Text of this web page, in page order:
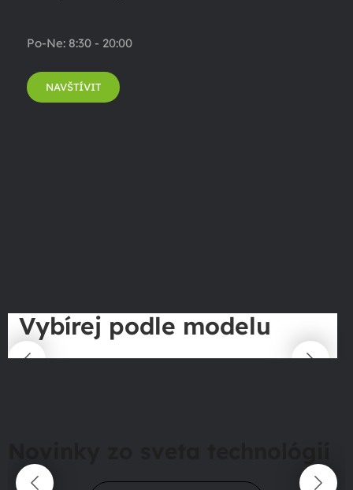
Po-Ne: 8:30 - 20:00
NAVŠTÍVIT
Vybírej podle modelu